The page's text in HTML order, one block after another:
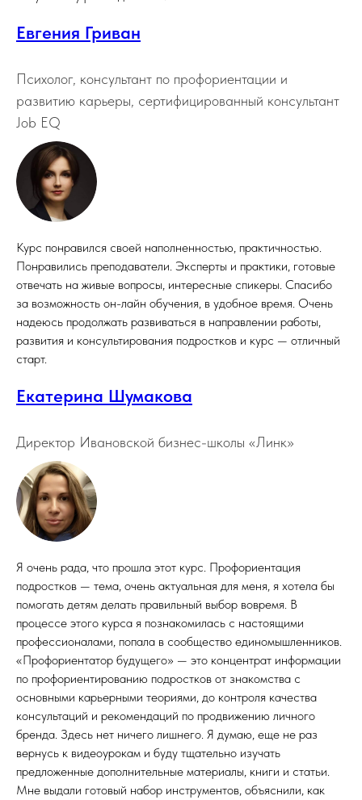
Евгения Гриван
Психолог, консультант по профориентации и
развитию карьеры, сертифицированный консультант
Job EQ
Курс понравился своей наполненностью, практичностью.
Понравились преподаватели. Эксперты и практики, готовые
отвечать на живые вопросы, интересные спикеры. Спасибо
за возможность он-лайн обучения, в удобное время. Очень
надеюсь продолжать развиваться в направлении работы,
развития и консультирования подростков и курс — отличный
старт.
Екатерина Шумакова
Директор Ивановской бизнес-школы «Линк»
Я очень рада, что прошла этот курс. Профориентация
подростков — тема, очень актуальная для меня, я хотела бы
помогать детям делать правильный выбор вовремя. В
процессе этого курса я познакомилась с настоящими
профессионалами, попала в сообщество единомышленников.
«Профориентатор будущего» — это концентрат информации
по профориентированию подростков от знакомства с
основными карьерными теориями, до контроля качества
консультаций и рекомендаций по продвижению личного
бренда. Здесь нет ничего лишнего. Я думаю, еще не раз
вернусь к видеоурокам и буду тщательно изучать
предложенные дополнительные материалы, книги и статьи.
Мне выдали готовый набор инструментов, объяснили, как